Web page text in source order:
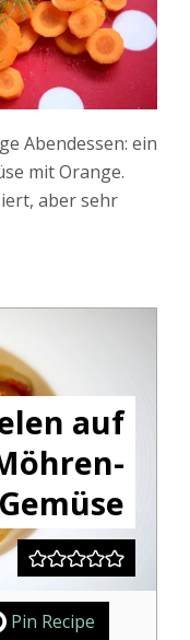
Abendessen: ein
mit Orange.
aber sehr
auf
Gemüse
Pin Recipe